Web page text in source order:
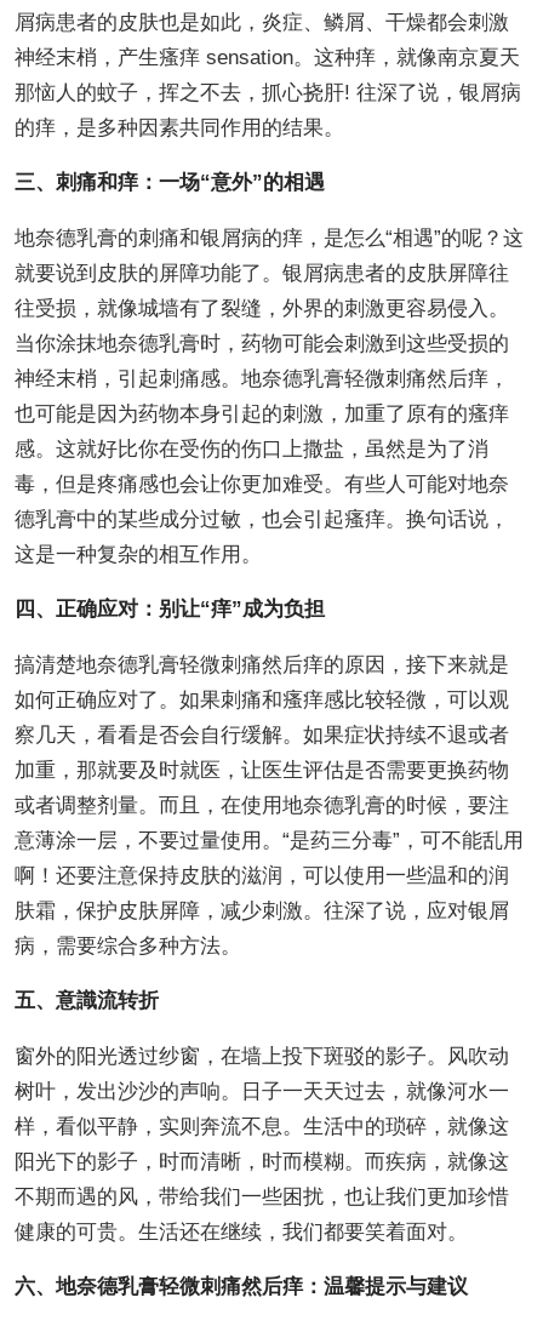
屑病患者的皮肤也是如此，炎症、鳞屑、干燥都会刺激
神经末梢，产生瘙痒 sensation。这种痒，就像南京夏天
那恼人的蚊子，挥之不去，抓心挠肝! 往深了说，银屑病
的痒，是多种因素共同作用的结果。
三、刺痛和痒：一场“意外”的相遇
地奈德乳膏的刺痛和银屑病的痒，是怎么“相遇”的呢？这
就要说到皮肤的屏障功能了。银屑病患者的皮肤屏障往
往受损，就像城墙有了裂缝，外界的刺激更容易侵入。
当你涂抹地奈德乳膏时，药物可能会刺激到这些受损的
神经末梢，引起刺痛感。地奈德乳膏轻微刺痛然后痒，
也可能是因为药物本身引起的刺激，加重了原有的瘙痒
感。这就好比你在受伤的伤口上撒盐，虽然是为了消
毒，但是疼痛感也会让你更加难受。有些人可能对地奈
德乳膏中的某些成分过敏，也会引起瘙痒。换句话说，
这是一种复杂的相互作用。
四、正确应对：别让“痒”成为负担
搞清楚地奈德乳膏轻微刺痛然后痒的原因，接下来就是
如何正确应对了。如果刺痛和瘙痒感比较轻微，可以观
察几天，看看是否会自行缓解。如果症状持续不退或者
加重，那就要及时就医，让医生评估是否需要更换药物
或者调整剂量。而且，在使用地奈德乳膏的时候，要注
意薄涂一层，不要过量使用。“是药三分毒”，可不能乱用
啊！还要注意保持皮肤的滋润，可以使用一些温和的润
肤霜，保护皮肤屏障，减少刺激。往深了说，应对银屑
病，需要综合多种方法。
五、意識流转折
窗外的阳光透过纱窗，在墙上投下斑驳的影子。风吹动
树叶，发出沙沙的声响。日子一天天过去，就像河水一
样，看似平静，实则奔流不息。生活中的琐碎，就像这
阳光下的影子，时而清晰，时而模糊。而疾病，就像这
不期而遇的风，带给我们一些困扰，也让我们更加珍惜
健康的可贵。生活还在继续，我们都要笑着面对。
六、地奈德乳膏轻微刺痛然后痒：温馨提示与建议